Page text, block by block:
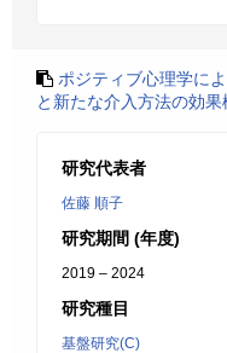
ポジティブ心理学に
と新たな介入方法の効果
研究代表者
佐藤 順子
研究期間 (年度)
2019 – 2024
研究種目
基盤研究(C)